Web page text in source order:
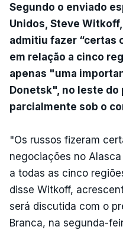
Segundo o enviado
Unidos, Steve
admitiu fazer “certas
em relação a cinco
apenas "uma
Donetsk", no leste do
parcialmente sob o
"Os russos fizeram
negociações no
a todas as cinco
disse Witkoff,
será discutida com o
Branca, na segunda-